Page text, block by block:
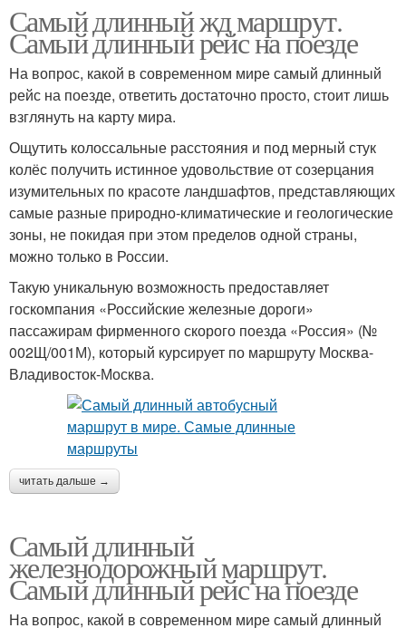
Самый длинный жд маршрут.
Самый длинный рейс на поезде
На вопрос, какой в современном мире самый длинный
рейс на поезде, ответить достаточно просто, стоит лишь
взглянуть на карту мира.
Ощутить колоссальные расстояния и под мерный стук
колёс получить истинное удовольствие от созерцания
изумительных по красоте ландшафтов, представляющих
самые разные природно-климатические и геологические
зоны, не покидая при этом пределов одной страны,
можно только в России.
Такую уникальную возможность предоставляет
госкомпания «Российские железные дороги»
пассажирам фирменного скорого поезда «Россия» (№
002Щ/001М), который курсирует по маршруту Москва-
Владивосток-Москва.
читать дальше →
Самый длинный
железнодорожный маршрут.
Самый длинный рейс на поезде
На вопрос, какой в современном мире самый длинный